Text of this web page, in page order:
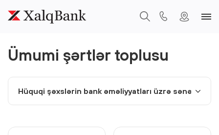
Ümumi şərtlər toplusu